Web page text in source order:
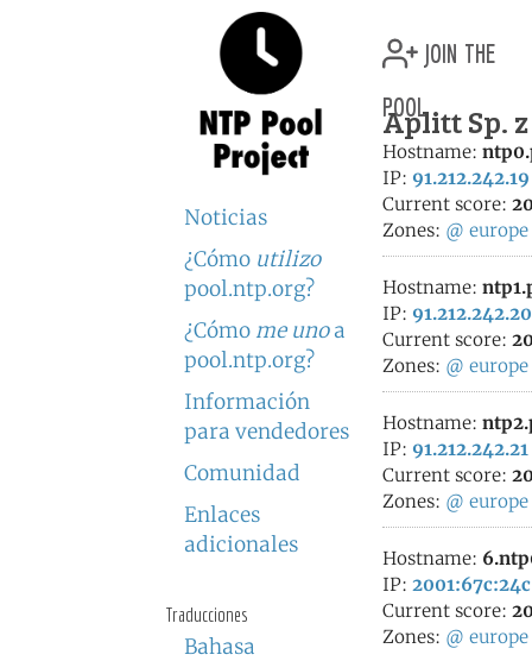
Noticias
¿Cómo utilizo
pool.ntp.org?
¿Cómo me unoa
pool.ntp.org?
Información
para vendedores
Comunidad
Enlaces
adicionales
Traducciones
Bahasa
join the
pool
Aplitt Sp.
Hostname:
IP: 91.212.242.19
Current score:
Zones: @ europe
Hostname:
IP: 91.212.242.20
Current score:
Zones: @ europe
Hostname:
IP: 91.212.242.21
Current score:
Zones: @ europe
Hostname:
IP:
Current score:
Zones: @ europe